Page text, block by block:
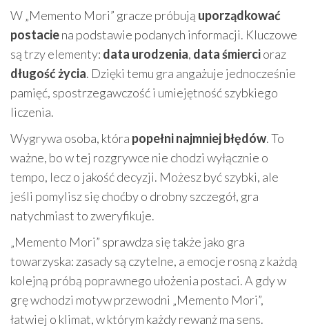
W „Memento Mori” gracze próbują uporządkować
postaciena podstawie podanych informacji. Kluczowe
są trzy elementy: data urodzenia, data śmiercioraz
długość życia. Dzięki temu gra angażuje jednocześnie
pamięć, spostrzegawczość i umiejętność szybkiego
liczenia.
Wygrywa osoba, która popełni najmniej błędów. To
ważne, bo w tej rozgrywce nie chodzi wyłącznie o
tempo, lecz o jakość decyzji. Możesz być szybki, ale
jeśli pomylisz się choćby o drobny szczegół, gra
natychmiast to zweryfikuje.
„Memento Mori” sprawdza się także jako gra
towarzyska: zasady są czytelne, a emocje rosną z każdą
kolejną próbą poprawnego ułożenia postaci. A gdy w
grę wchodzi motyw przewodni „Memento Mori”,
łatwiej o klimat, w którym każdy rewanż ma sens.